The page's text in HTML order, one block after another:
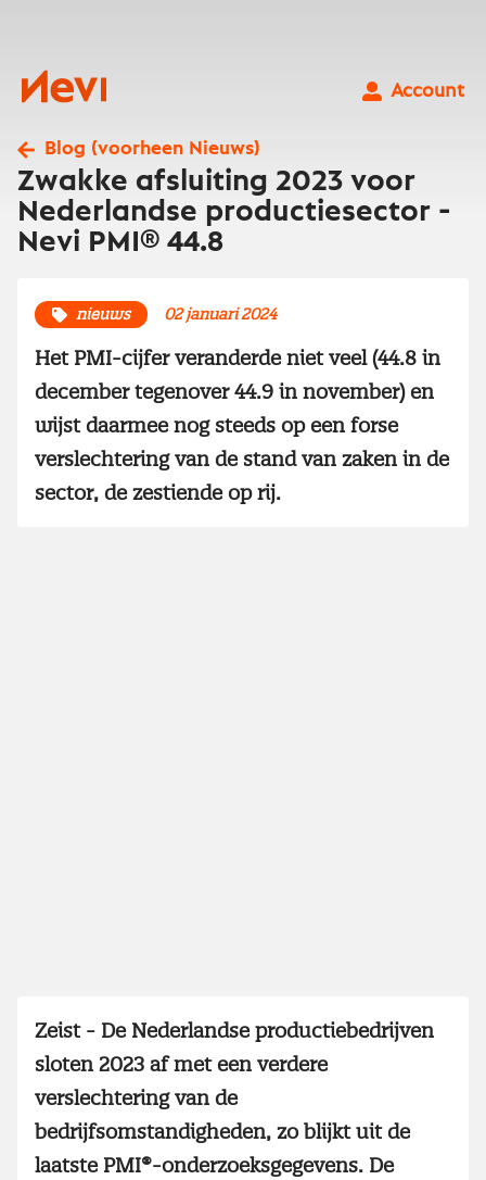
Nevi
Account
Blog (voorheen Nieuws)
Zwakke afsluiting 2023 voor
Nederlandse productiesector -
Nevi PMI® 44.8
nieuws 02 januari 2024
Het PMI-cijfer veranderde niet veel (44.8 in
december tegenover 44.9 in november) en
wijst daarmee nog steeds op een forse
verslechtering van de stand van zaken in de
sector, de zestiende op rij.
Zeist - De Nederlandse productiebedrijven
sloten 2023 af met een verdere
verslechtering van de
bedrijfsomstandigheden, zo blijkt uit de
laatste PMI®-onderzoeksgegevens. De